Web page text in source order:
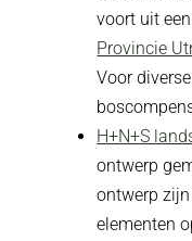
voort uit
Provincie
Voor
H+N+S
ontwerp
ontwerp
elementen